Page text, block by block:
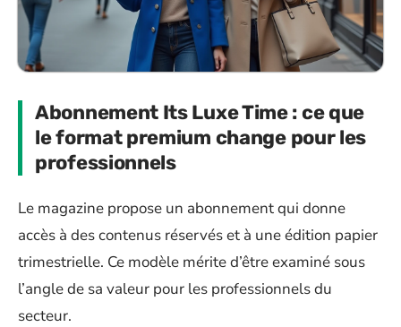
Abonnement Its Luxe Time : ce que
le format premium change pour les
professionnels
Le magazine propose un abonnement qui donne
accès à des contenus réservés et à une édition papier
trimestrielle. Ce modèle mérite d’être examiné sous
l’angle de sa valeur pour les professionnels du
secteur.